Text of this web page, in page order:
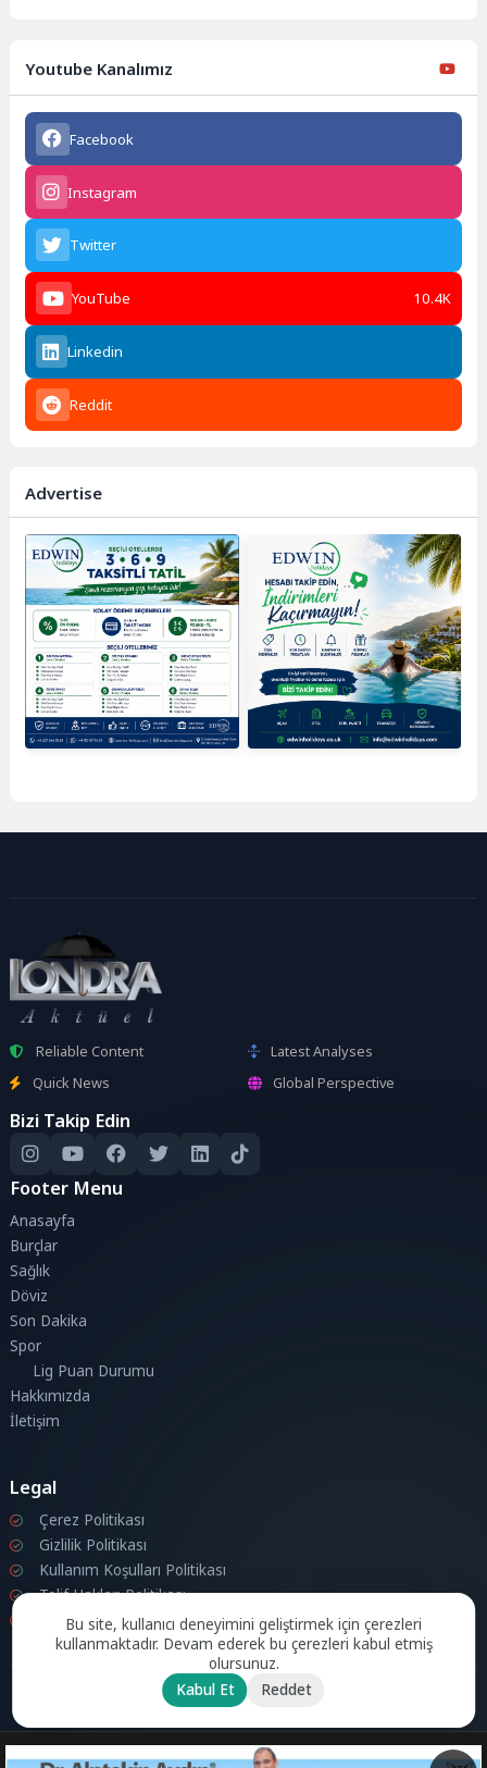
Youtube Kanalımız
Facebook
Instagram
Twitter
YouTube 10.4K
Linkedin
Reddit
Advertise
Reliable Content
Latest Analyses
Quick News
Global Perspective
Bizi Takip Edin
Footer Menu
Anasayfa
Burçlar
Sağlık
Döviz
Son Dakika
Spor
Lig Puan Durumu
Hakkımızda
İletişim
Legal
Çerez Politikası
Gizlilik Politikası
Kullanım Koşulları Politikası
Telif Hakları Politikası
İletişim
© 2026 Londra Aktuel Tüm hakları saklıdır.Powered byAksoy
Bu site, kullanıcı deneyimini geliştirmek için çerezleri
kullanmaktadır. Devam ederek bu çerezleri kabul etmiş
olursunuz.
Kabul Et
Reddet